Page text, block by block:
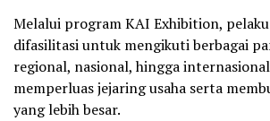
Melalui program KAI Exhibition,
difasilitasi untuk mengikuti berbagai
regional, nasional, hingga
memperluas jejaring usaha serta
yang lebih besar.